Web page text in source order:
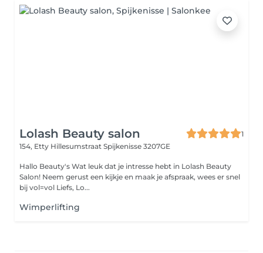
Lolash Beauty salon
1
154, Etty Hillesumstraat Spijkenisse 3207GE
Hallo Beauty's Wat leuk dat je intresse hebt in Lolash Beauty
Salon! Neem gerust een kijkje en maak je afspraak, wees er snel
bij vol=vol Liefs, Lo...
Wimperlifting